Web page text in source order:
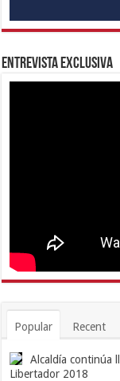
Entrevista Exclusiva
Popular Recent
Alcaldía continúa
Libertador 2018